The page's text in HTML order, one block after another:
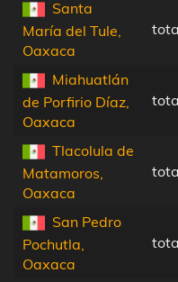
Santa
María del Tule,
Oaxaca
Miahuatlán
de Porfirio Díaz,
Oaxaca
Tlacolula de
Matamoros,
Oaxaca
San Pedro
Pochutla,
Oaxaca